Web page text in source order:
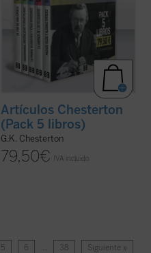
Artículos Chesterton
(Pack 5 libros)
G.K. Chesterton
79,50€ IVA incluido
5 6 … 38 Siguiente »